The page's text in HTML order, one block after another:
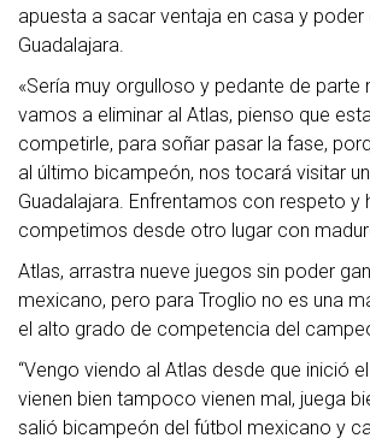
apuesta a sacar ventaja en casa y poder
Guadalajara.
«Sería muy orgulloso y pedante de parte
vamos a eliminar al Atlas, pienso que
competirle, para soñar pasar la fase,
al último bicampeón, nos tocará visitar
Guadalajara. Enfrentamos con respeto y
competimos desde otro lugar con
Atlas, arrastra nueve juegos sin poder
mexicano, pero para Troglio no es una
el alto grado de competencia del
“Vengo viendo al Atlas desde que inició
vienen bien tampoco vienen mal, juega
salió bicampeón del fútbol mexicano y